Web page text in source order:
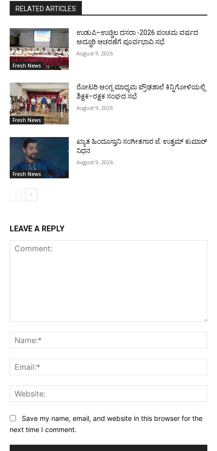
RELATED ARTICLES
Fresh News
ಉಡುಪಿ–ಉಚ್ಚಿಲ ದಸರಾ -2026 ಪಂಚಮ ವರ್ಷದ
ಅದ್ಧೂರಿ ಆಚರಣೆಗೆ ಪೂರ್ವಭಾವಿ ಸಭೆ
August 9, 2026
Fresh News
ರೋಟರಿ ಆಂಗ್ಲ ಮಾಧ್ಯಮ ಪ್ರೌಢಶಾಲೆ ಕಿನ್ನಿಗೋಳಿಯಲ್ಲಿ
ಶಿಕ್ಷಕ–ರಕ್ಷಕ ಸಂಘದ ಸಭೆ
August 9, 2026
Fresh News
ಖ್ಯಾತ ಹಿಂದೂಸ್ತಾನಿ ಸಂಗೀತಗಾರ ಜೆ. ಉತ್ತಮ್ ಕುಮಾರ್
ನಿಧನ
August 9, 2026
LEAVE A REPLY
Save my name, email, and website in this browser for the
next time I comment.